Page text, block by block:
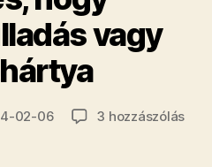
vagy
02-06 3 hozzászólásNo